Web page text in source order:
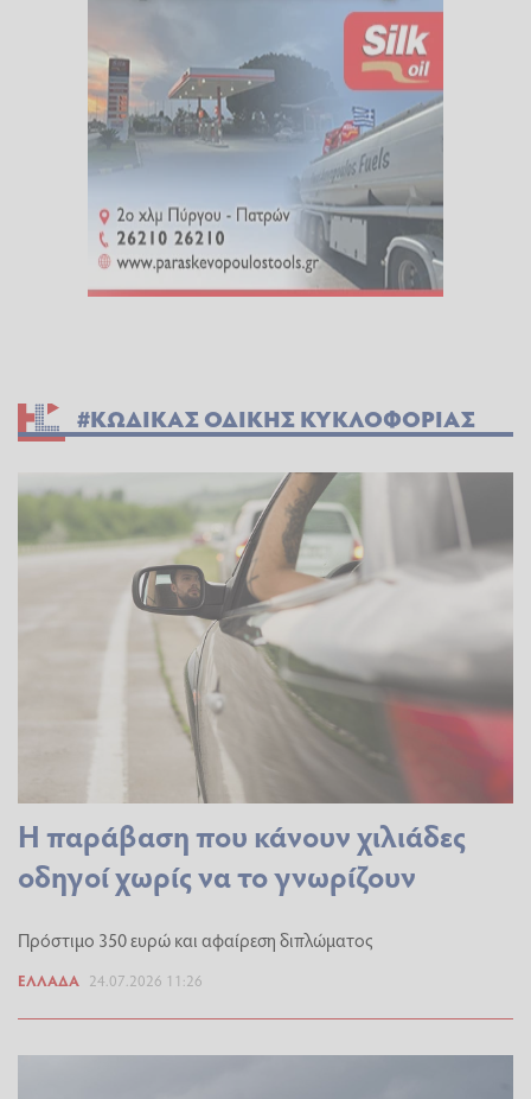
#ΚΩΔΙΚΑΣ ΟΔΙΚΗΣ ΚΥΚΛΟΦΟΡΙΑΣ
Η παράβαση που κάνουν χιλιάδες
οδηγοί χωρίς να το γνωρίζουν
Πρόστιμο 350 ευρώ και αφαίρεση διπλώματος
ΕΛΛΆΔΑ 24.07.2026 11:26